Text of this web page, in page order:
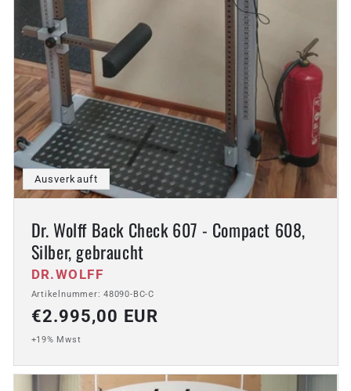
Ausverkauft
Dr. Wolff Back Check 607 - Compact 608,
Silber, gebraucht
Anbieter:
DR.WOLFF
Artikelnummer: 48090-BC-C
Normaler
Preis
€2.995,00 EUR
+19% Mwst